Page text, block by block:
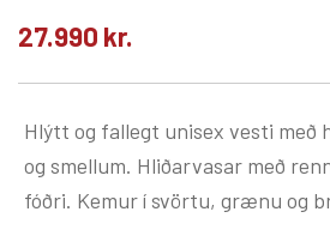
27.990 kr.
Hlýtt og fallegt unisex vesti með
og smellum. Hliðarvasar með
fóðri. Kemur í svörtu, grænu og